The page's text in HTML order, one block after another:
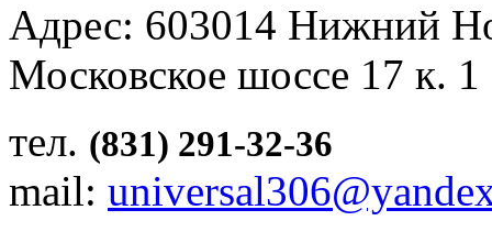
Адрес: 603014 Нижний
Московское шоссе 17 к.
тел. (831) 291-32-36
mail: